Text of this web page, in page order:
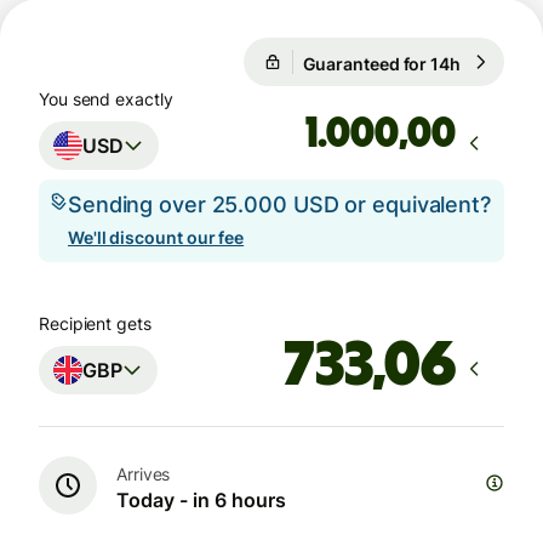
Guaranteed for 14h
You send exactly
USD ,00
Sending over 25.000 USD or equivalent?
We'll discount our fee
Recipient gets
GBP
Arrives
Today - in 6 hours